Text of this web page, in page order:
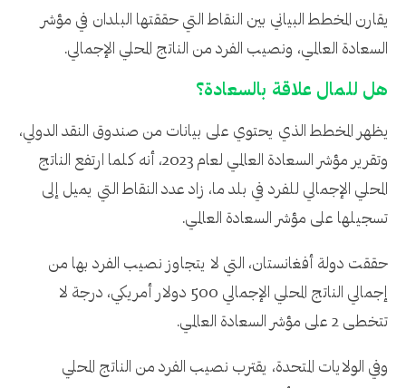
يقارن المخطط البياني بين النقاط التي حققتها البلدان في مؤشر
السعادة العالمي، ونصيب الفرد من الناتج المحلي الإجمالي.
هل للمال علاقة بالسعادة؟
يظهر المخطط الذي يحتوي على بيانات من صندوق النقد الدولي،
وتقرير مؤشر السعادة العالمي لعام 2023، أنه كلما ارتفع الناتج
المحلي الإجمالي للفرد في بلد ما، زاد عدد النقاط التي يميل إلى
تسجيلها على مؤشر السعادة العالمي.
حققت دولة أفغانستان، التي لا يتجاوز نصيب الفرد بها من
إجمالي الناتج المحلي الإجمالي 500 دولار أمريكي، درجة لا
تتخطى 2 على مؤشر السعادة العالمي.
وفي الولايات المتحدة، يقترب نصيب الفرد من الناتج المحلي